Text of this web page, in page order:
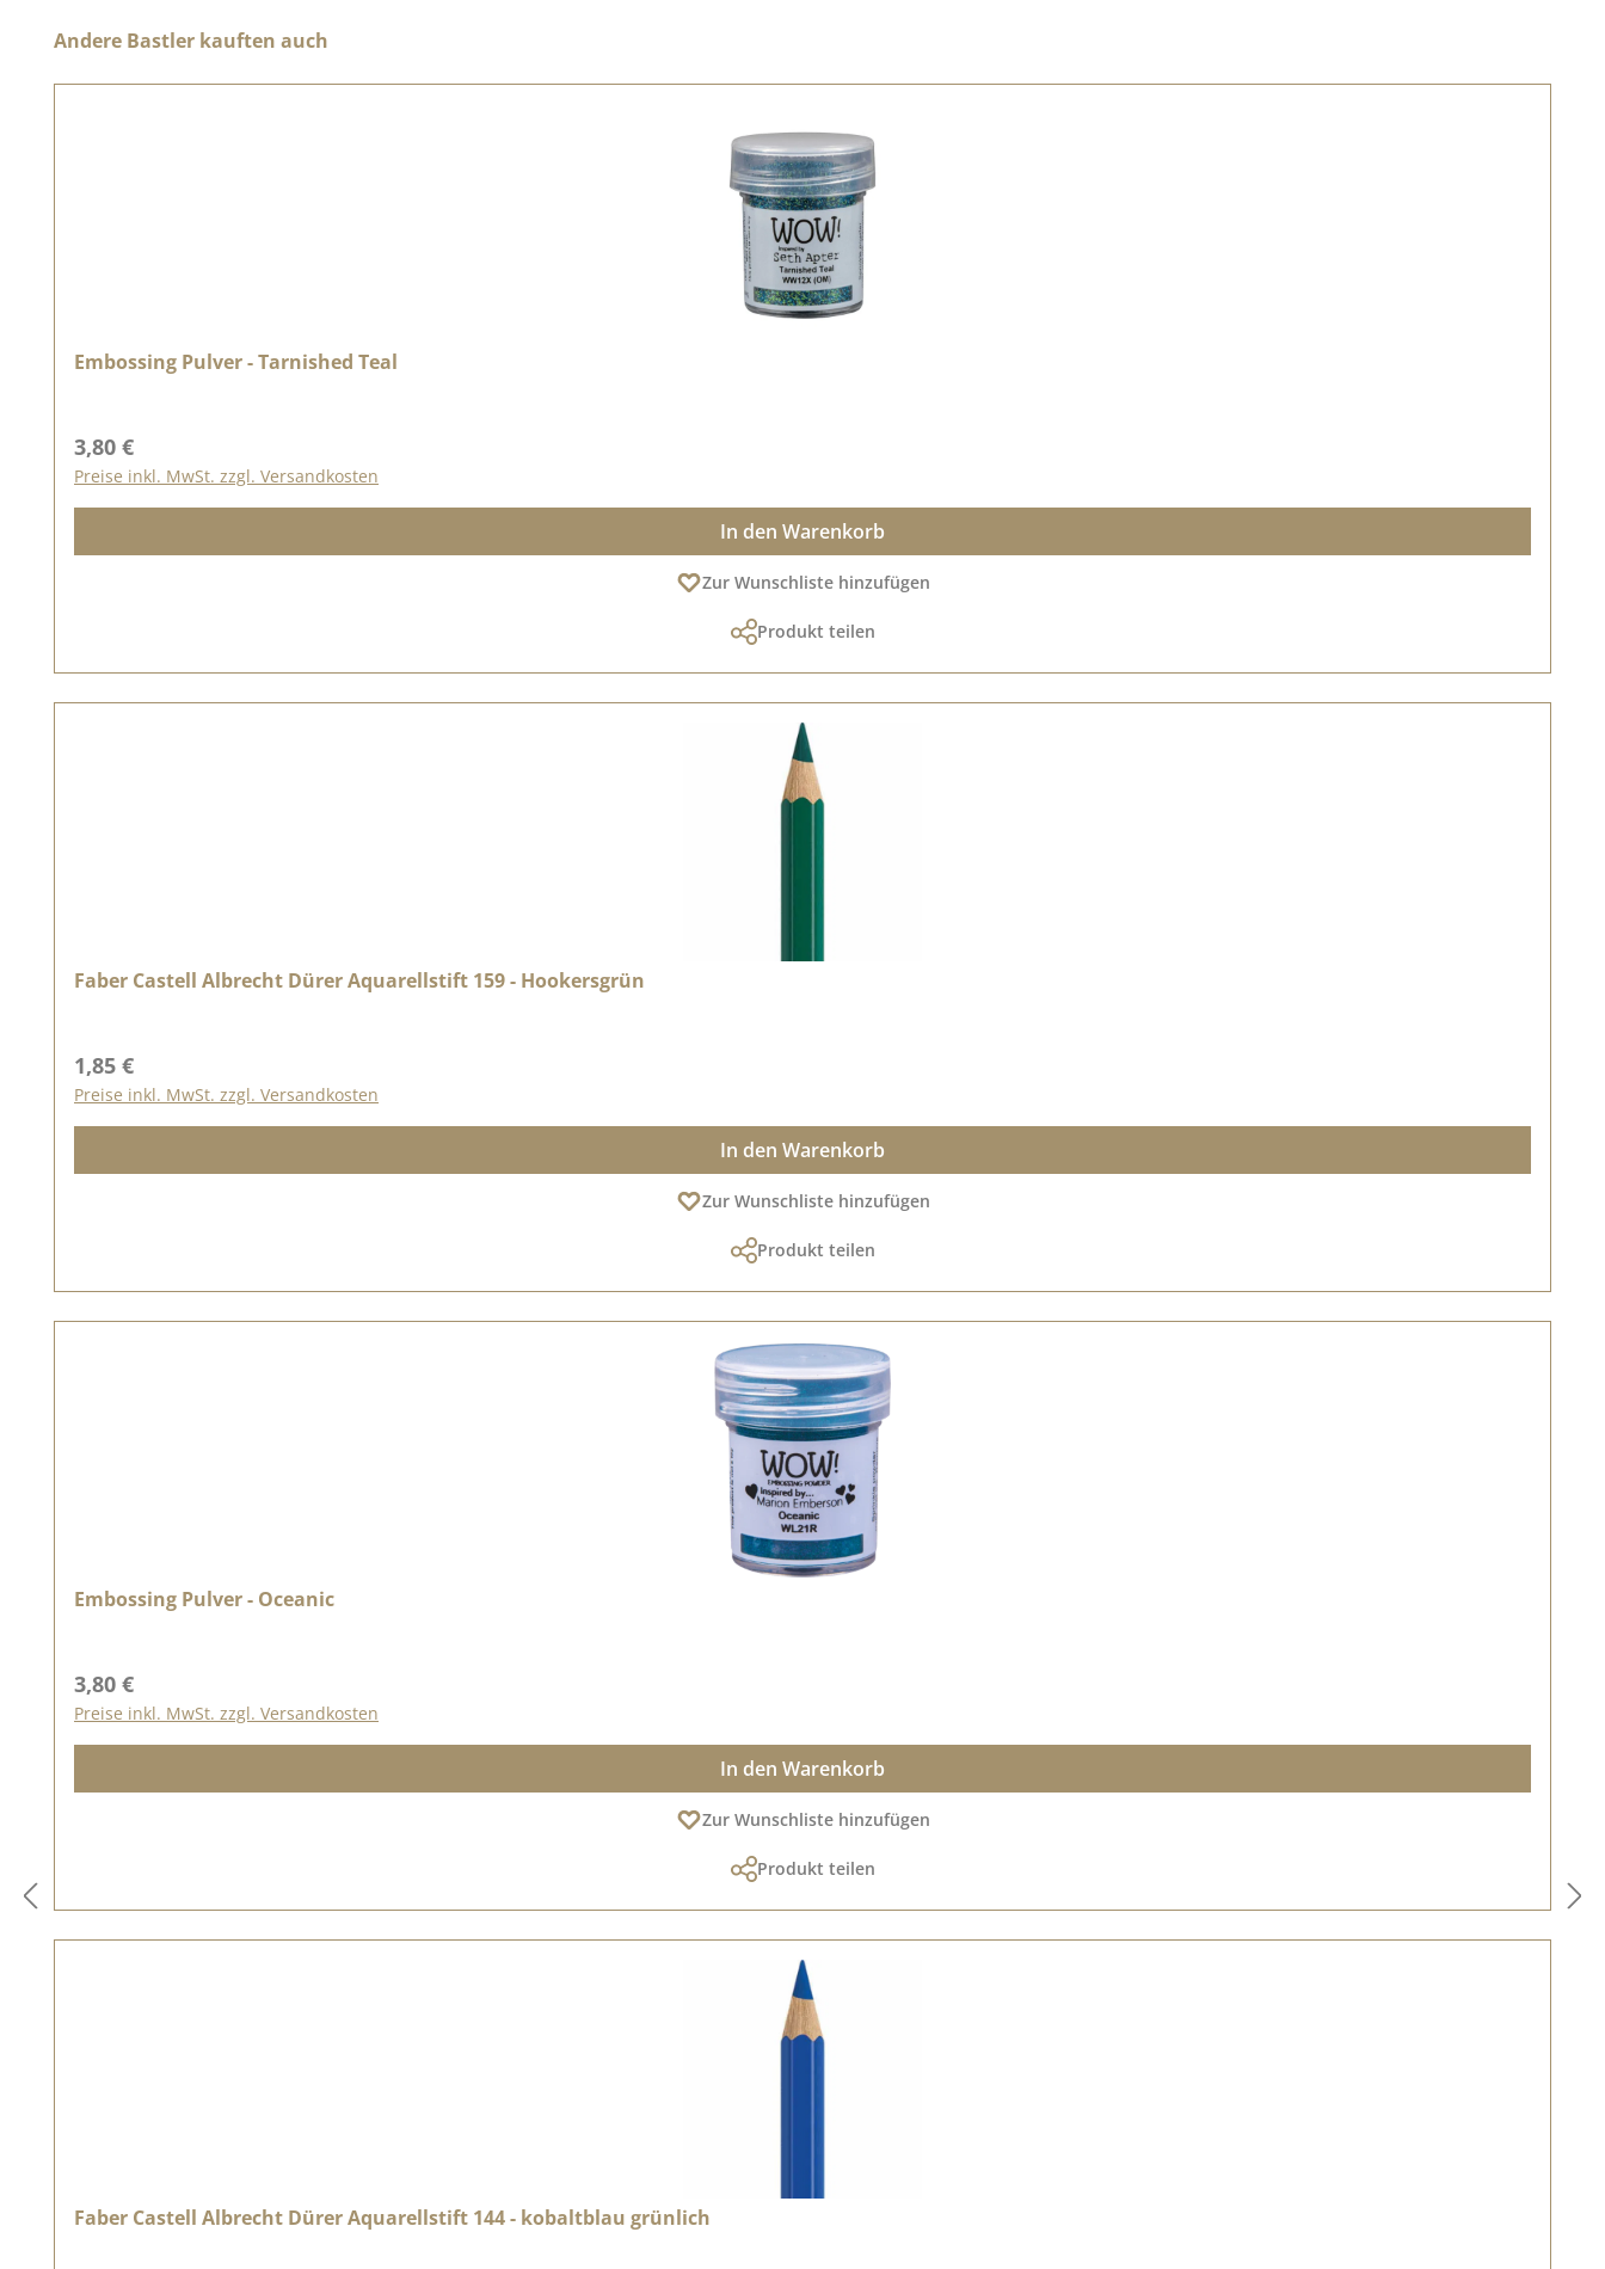
Produktgalerie überspringen
Andere Bastler kauften auch
Embossing Pulver - Tarnished Teal
Regulärer Preis:
3,80 €
Preise inkl. MwSt. zzgl. Versandkosten
In den Warenkorb
Zur Wunschliste hinzufügen
Produkt teilen
Faber Castell Albrecht Dürer Aquarellstift 159 - Hookersgrün
Regulärer Preis:
1,85 €
Preise inkl. MwSt. zzgl. Versandkosten
In den Warenkorb
Zur Wunschliste hinzufügen
Produkt teilen
Embossing Pulver - Oceanic
Regulärer Preis:
3,80 €
Preise inkl. MwSt. zzgl. Versandkosten
In den Warenkorb
Zur Wunschliste hinzufügen
Produkt teilen
Faber Castell Albrecht Dürer Aquarellstift 144 - kobaltblau grünlich